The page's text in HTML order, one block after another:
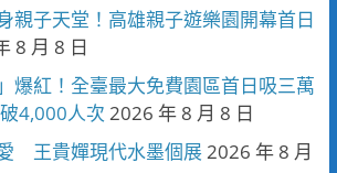
親子天堂！高雄親子遊樂園開幕首日
8 月 8 日
爆紅！全臺最大免費園區首日吸三萬
4,000人次 2026 年 8 月 8 日
王貴嬋現代水墨個展2026 年 8 月